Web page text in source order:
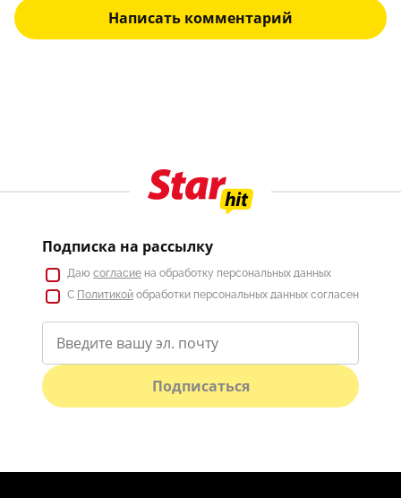
Написать комментарий
Подписка на рассылку
Даю согласие на обработку персональных данных
С Политикой обработки персональных данных согласен
Подписаться